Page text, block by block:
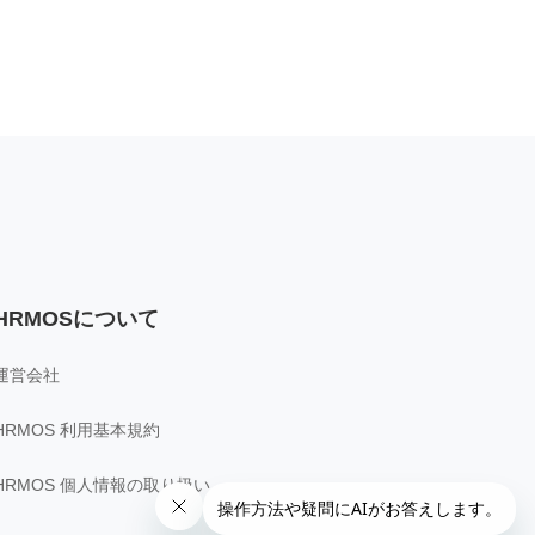
について
営会社
利用基本規約
個人情報の取り扱い